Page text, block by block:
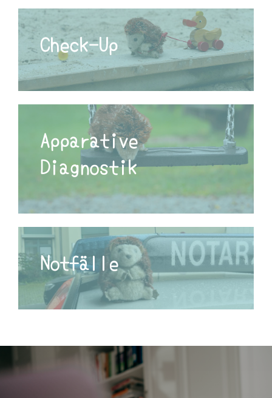
Check-Up
Apparative
Diagnostik
Notfälle